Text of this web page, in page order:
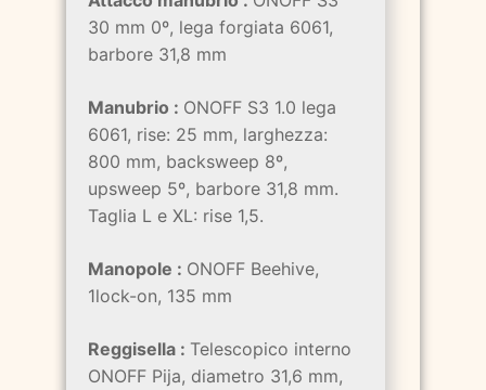
30 mm 0º, lega forgiata 6061,
barbore 31,8 mm
Manubrio : ONOFF S3 1.0 lega
6061, rise: 25 mm, larghezza:
800 mm, backsweep 8º,
upsweep 5º, barbore 31,8 mm.
Taglia L e XL: rise 1,5.
Manopole : ONOFF Beehive,
1lock-on, 135 mm
Reggisella : Telescopico interno
ONOFF Pija, diametro 31,6 mm,